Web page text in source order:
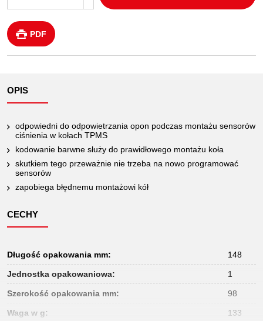
PDF
OPIS
odpowiedni do odpowietrzania opon podczas montażu sensorów
ciśnienia w kołach TPMS
kodowanie barwne służy do prawidłowego montażu koła
skutkiem tego przeważnie nie trzeba na nowo programować
sensorów
zapobiega błędnemu montażowi kół
CECHY
Długość opakowania mm: 148
Jednostka opakowaniowa: 1
Szerokość opakowania mm: 98
Waga w g: 133